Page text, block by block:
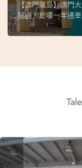
【澳門離島】澳門
隧道，於哪一年通車